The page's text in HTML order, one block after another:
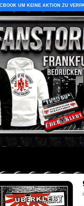
UM KEINE AKTION ZU